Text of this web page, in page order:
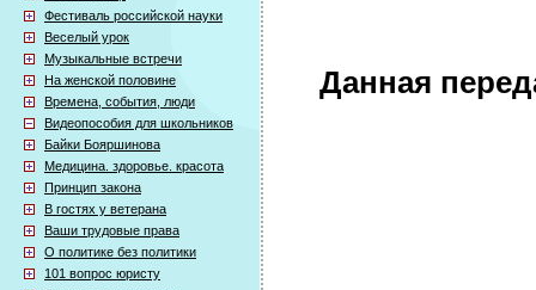
Фестиваль российской науки
Веселый урок
Музыкальные встречи
На женской половине
Времена, события, люди
Видеопособия для школьников
Байки Бояршинова
Медицина. здоровье. красота
Принцип закона
В гостях у ветерана
Ваши трудовые права
О политике без политики
101 вопрос юристу
Данная